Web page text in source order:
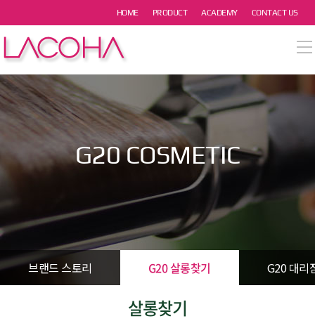
HOME PRODUCT ACADEMY CONTACT US
열기
열기
열기
열기 G20 COSMETIC
브랜드 스토리 G20 살롱찾기 G20 대리
살롱찾기